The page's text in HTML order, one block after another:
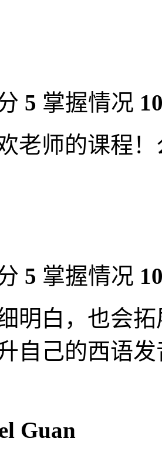
5 掌握情况
老师的课程
5 掌握情况
明白，也会
自己的西语发
Guan